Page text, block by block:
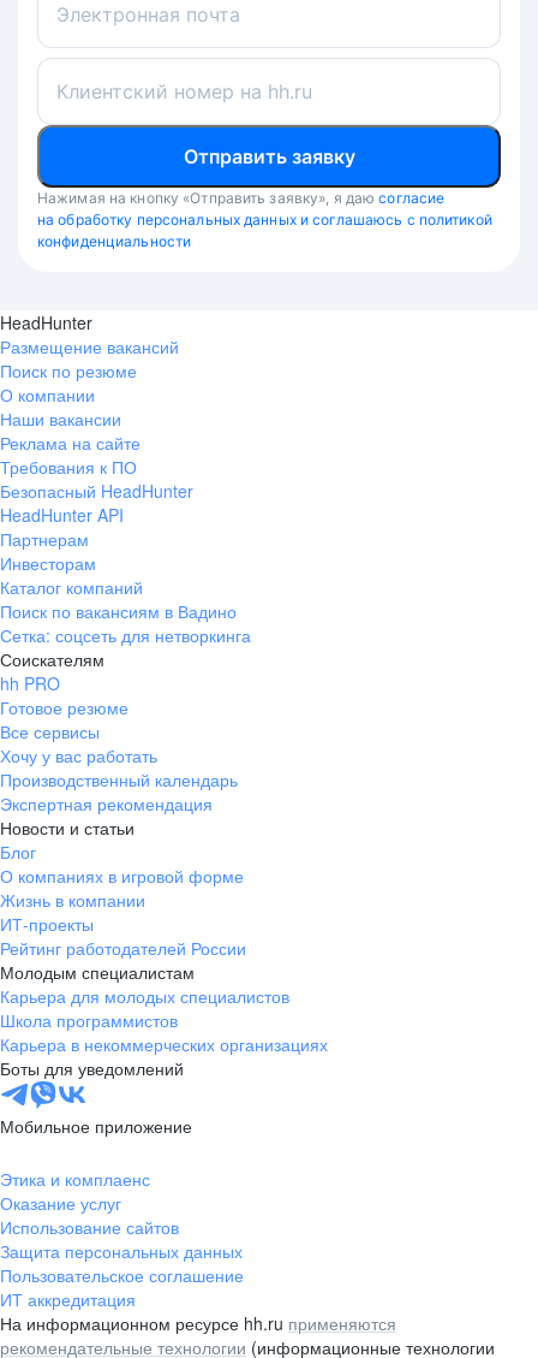
Электронная почта
Клиентский номер на hh.ru
Отправить заявку
Нажимая на кнопку «Отправить заявку», я даю согласие
на обработку персональных данных и соглашаюсь с политикой
конфиденциальности
HeadHunter
Размещение вакансий
Поиск по резюме
О компании
Наши вакансии
Реклама на сайте
Требования к ПО
Безопасный HeadHunter
HeadHunter API
Партнерам
Инвесторам
Каталог компаний
Поиск по вакансиям в Вадино
Сетка: соцсеть для нетворкинга
Соискателям
hh PRO
Готовое резюме
Все сервисы
Хочу у вас работать
Производственный календарь
Экспертная рекомендация
Новости и статьи
Блог
О компаниях в игровой форме
Жизнь в компании
ИТ-проекты
Рейтинг работодателей России
Молодым специалистам
Карьера для молодых специалистов
Школа программистов
Карьера в некоммерческих организациях
Боты для уведомлений
Мобильное приложение
Этика и комплаенс
Оказание услуг
Использование сайтов
Защита персональных данных
Пользовательское соглашение
ИТ аккредитация
На информационном ресурсе hh.ru применяются
рекомендательные технологии (информационные технологии